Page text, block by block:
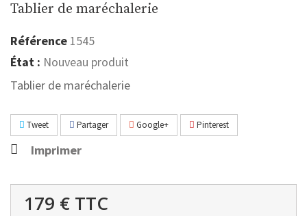
Tablier de maréchalerie
Référence 1545
État : Nouveau produit
Tablier de maréchalerie
Tweet Partager Google+ Pinterest
Imprimer
179 € TTC